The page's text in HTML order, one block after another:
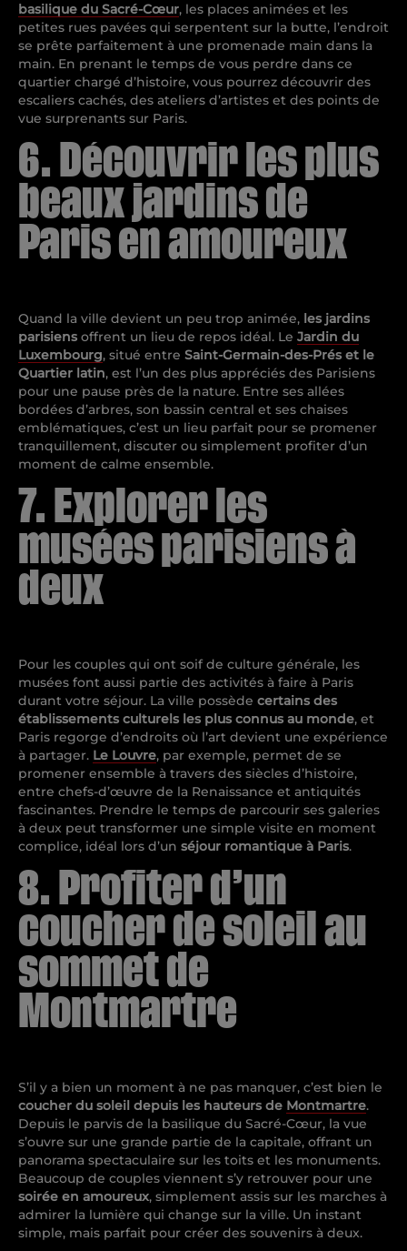
basilique du Sacré-Cœur, les places animées et les
petites rues pavées qui serpentent sur la butte, l’endroit
se prête parfaitement à une promenade main dans la
main. En prenant le temps de vous perdre dans ce
quartier chargé d’histoire, vous pourrez découvrir des
escaliers cachés, des ateliers d’artistes et des points de
vue surprenants sur Paris.
6. Découvrir les plus
beaux jardins de
Paris en amoureux
Quand la ville devient un peu trop animée, les jardins
parisiens offrent un lieu de repos idéal. Le Jardin du
Luxembourg, situé entre Saint-Germain-des-Prés et le
Quartier latin, est l’un des plus appréciés des Parisiens
pour une pause près de la nature. Entre ses allées
bordées d’arbres, son bassin central et ses chaises
emblématiques, c’est un lieu parfait pour se promener
tranquillement, discuter ou simplement profiter d’un
moment de calme ensemble.
7. Explorer les
musées parisiens à
deux
Pour les couples qui ont soif de culture générale, les
musées font aussi partie des activités à faire à Paris
durant votre séjour. La ville possède certains des
établissements culturels les plus connus au monde, et
Paris regorge d’endroits où l’art devient une expérience
à partager. Le Louvre, par exemple, permet de se
promener ensemble à travers des siècles d’histoire,
entre chefs-d’œuvre de la Renaissance et antiquités
fascinantes. Prendre le temps de parcourir ses galeries
à deux peut transformer une simple visite en moment
complice, idéal lors d’un séjour romantique à Paris.
8. Profiter d’un
coucher de soleil au
sommet de
Montmartre
S’il y a bien un moment à ne pas manquer, c’est bien le
coucher du soleil depuis les hauteurs de Montmartre.
Depuis le parvis de la basilique du Sacré-Cœur, la vue
s’ouvre sur une grande partie de la capitale, offrant un
panorama spectaculaire sur les toits et les monuments.
Beaucoup de couples viennent s’y retrouver pour une
soirée en amoureux, simplement assis sur les marches à
admirer la lumière qui change sur la ville. Un instant
simple, mais parfait pour créer des souvenirs à deux.